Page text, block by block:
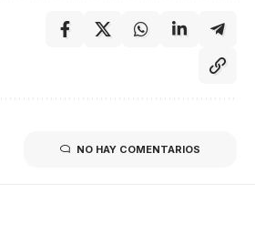
NO HAY COMENTARIOS